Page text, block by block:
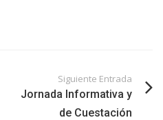
Siguiente Entrada
Jornada Informativa y
de Cuestación